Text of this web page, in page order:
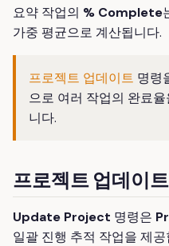
요약 작업의 % Complete
가중 평균으로 계산됩니다.
프로젝트 업데이트 명령
으로 여러 작업의 완료
니다.
프로젝트 업데이트
Update Project 명령은
일괄 진행 추적 작업을 제공